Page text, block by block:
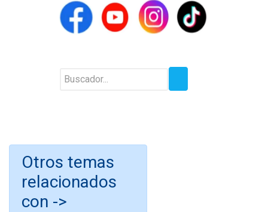
Otros temas
relacionados
con ->